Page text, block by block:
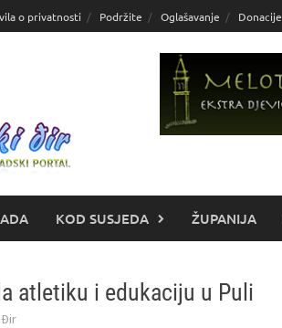
o privatnosti Podržite Oglašavanje Donacije
KOD SUSJEDA ŽUPANIJA
atletiku i edukaciju u Puli
Đir